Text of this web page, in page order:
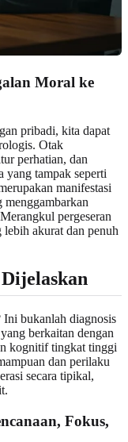
Moral ke
pribadi, kita dapat
Otak
perhatian, dan
yang tampak seperti
manifestasi
menggambarkan
pergeseran
akurat dan penuh
Ini bukanlah diagnosis
berkaitan dengan
kognitif tingkat tinggi
dan perilaku
secara tipikal,
Fokus,